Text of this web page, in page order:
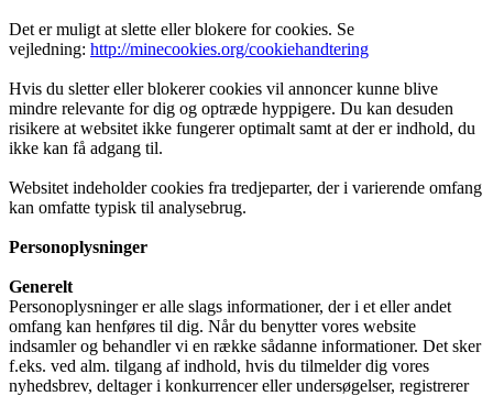
Det er muligt at slette eller blokere for cookies. Se
vejledning: http://minecookies.org/cookiehandtering
Hvis du sletter eller blokerer cookies vil annoncer kunne blive
mindre relevante for dig og optræde hyppigere. Du kan desuden
risikere at websitet ikke fungerer optimalt samt at der er indhold, du
ikke kan få adgang til.
Websitet indeholder cookies fra tredjeparter, der i varierende omfang
kan omfatte typisk til analysebrug.
Personoplysninger
Generelt
Personoplysninger er alle slags informationer, der i et eller andet
omfang kan henføres til dig. Når du benytter vores website
indsamler og behandler vi en række sådanne informationer. Det sker
f.eks. ved alm. tilgang af indhold, hvis du tilmelder dig vores
nyhedsbrev, deltager i konkurrencer eller undersøgelser, registrerer